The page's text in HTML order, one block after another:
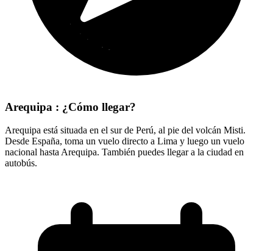
Arequipa : ¿Cómo llegar?
Arequipa está situada en el sur de Perú, al pie del volcán Misti.
Desde España, toma un vuelo directo a Lima y luego un vuelo
nacional hasta Arequipa. También puedes llegar a la ciudad en
autobús.